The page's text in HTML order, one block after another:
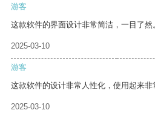
游客
这款软件的界面设计非常简洁，一目了然
2025-03-10
游客
这款软件的设计非常人性化，使用起来非
2025-03-10